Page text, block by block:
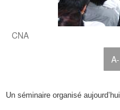
CNA
A-
Un séminaire organisé